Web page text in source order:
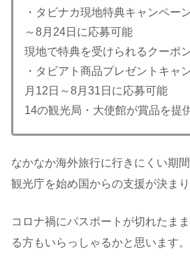
・タビナカ現地特典キャンペーン
～8月24日に応募可能
現地で特典を受けられるクーポ
・タビアト商品プレゼントキャ
月12日～8月31日に応募可能
14の観光局・大使館が賞品を提
なかなか海外旅行に行きにくい期
観光庁を始め国からの支援が決まり
コロナ禍にパスポートが切れたま
る方もいらっしゃるかと思います。